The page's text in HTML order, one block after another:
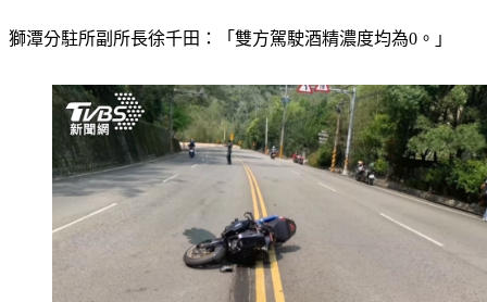
獅潭分駐所副所長徐千田：「雙方駕駛酒精濃度均為0。」